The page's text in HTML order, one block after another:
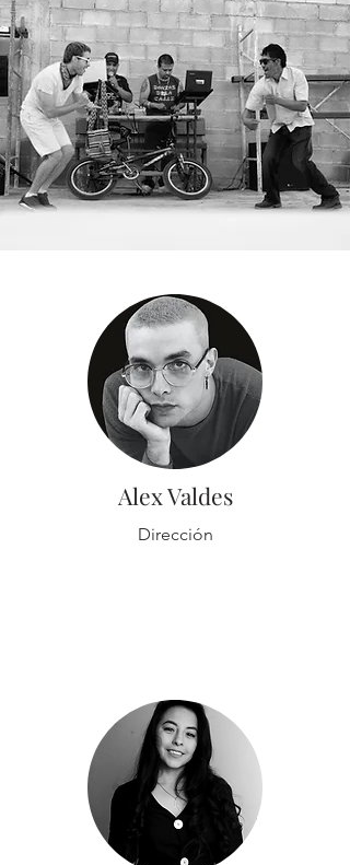
Alex Valdes
Dirección